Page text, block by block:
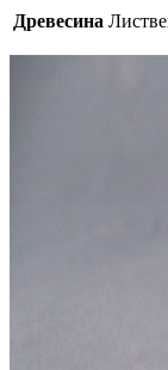
Древесина